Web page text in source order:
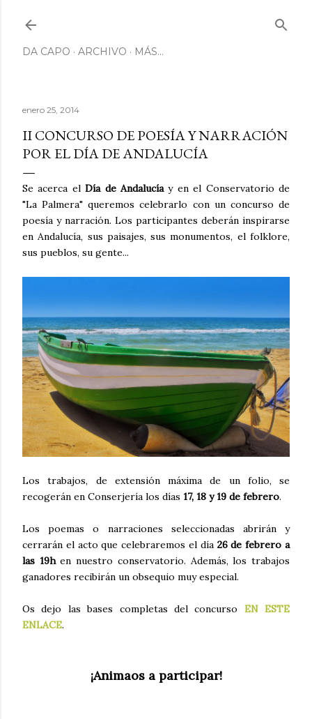
DA CAPO ARCHIVO MÁS…
enero 25, 2014
II CONCURSO DE POESÍA Y NARRACIÓN
POR EL DÍA DE ANDALUCÍA
Se acerca elDía de Andalucíay en el Conservatorio de
"La Palmera" queremos celebrarlo con un concurso de
poesía y narración. Los participantes deberán inspirarse
en Andalucía, sus paisajes, sus monumentos, el folklore,
sus pueblos, su gente...
Los trabajos, de extensión máxima de un folio, se
recogerán en Conserjería los días 17, 18 y 19 de febrero.
Los poemas o narraciones seleccionadas abrirán y
cerrarán el acto que celebraremos el día 26 de febrero a
las 19hen nuestro conservatorio. Además, los trabajos
ganadores recibirán un obsequio muy especial.
Os dejo las bases completas del concurso EN ESTE
ENLACE.
¡Animaos a participar!